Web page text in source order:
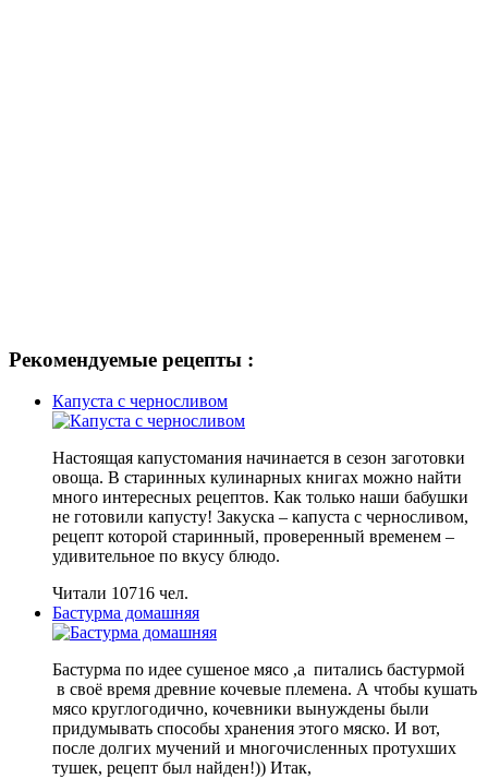
Рекомендуемые рецепты :
Капуста с черносливом
Настоящая капустомания начинается в сезон заготовки
овоща. В старинных кулинарных книгах можно найти
много интересных рецептов. Как только наши бабушки
не готовили капусту! Закуска – капуста с черносливом,
рецепт которой старинный, проверенный временем –
удивительное по вкусу блюдо.
Читали 10716 чел.
Бастурма домашняя
Бастурма по идее сушеное мясо ,а питались бастурмой
в своё время древние кочевые племена. А чтобы кушать
мясо круглогодично, кочевники вынуждены были
придумывать способы хранения этого мяско. И вот,
после долгих мучений и многочисленных протухших
тушек, рецепт был найден!)) Итак,